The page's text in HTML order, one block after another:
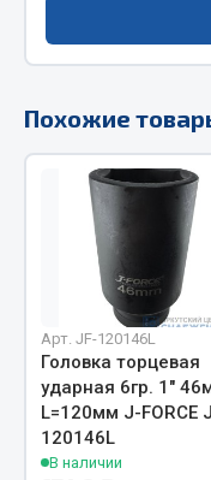
РТИ
Кольца
Лента конвейерная
Манжеты
Паронит
Патрубки
Прокладки
Похожие
Арт. JF-120146L
Головка торцевая
ударная 6гр. 1"
L=120мм J-FORCE
120146L
В наличии